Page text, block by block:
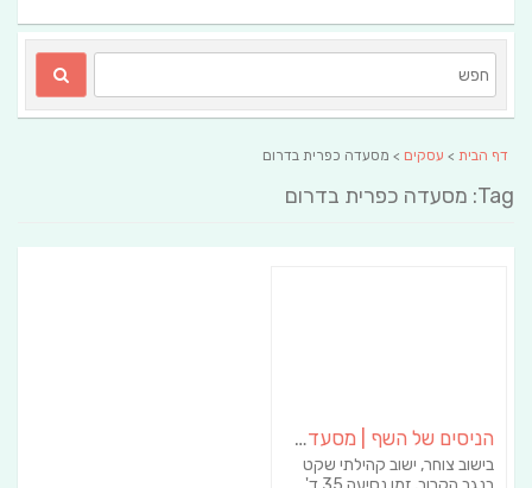
דף הבית > עסקים > מסעדה כפרית בדרום
Tag: מסעדה כפרית בדרום
הניסים של השף | מסעדת שף בבית | ארוחות גורמה
בישוב צוחר, ישוב קהילתי שקט